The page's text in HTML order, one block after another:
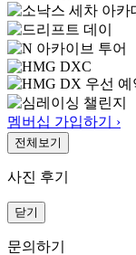
멤버십 가입하기 ›
전체보기
사진 후기
닫기
문의하기